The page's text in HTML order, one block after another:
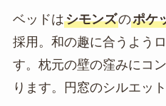
ベッドはシモンズのポケ
採用。和の趣に合うよう
す。枕元の壁の窪みにコ
ります。円窓のシルエッ